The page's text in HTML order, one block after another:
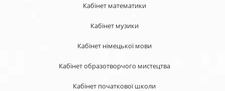
Кабінет математики
Кабінет музики
Кабінет німецької мови
Кабінет образотворчого мистецтва
Кабінет початкової школи